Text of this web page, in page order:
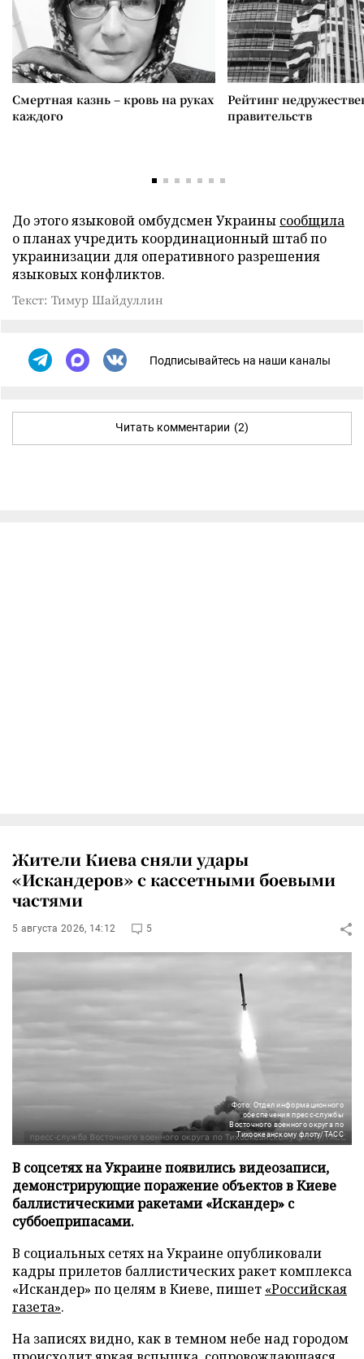
Смертная казнь – кровь на руках
каждого
Рейтинг
правительств
До этого языковой омбудсмен Украины сообщила
о планах учредить координационный штаб по
украинизации для оперативного разрешения
языковых конфликтов.
Текст: Тимур Шайдуллин
Подписывайтесь на наши каналы
Читать комментарии (2)
Жители Киева сняли удары
«Искандеров» с кассетными боевыми
частями
5 августа 2026, 14:12 5
Фото: Отдел информационного
обеспечения пресс-службы
Восточного военного округа по
Тихоокеанскому флоту/ТАСС
В соцсетях на Украине появились видеозаписи,
демонстрирующие поражение объектов в Киеве
баллистическими ракетами «Искандер» с
суббоеприпасами.
В социальных сетях на Украине опубликовали
кадры прилетов баллистических ракет комплекса
«Искандер» по целям в Киеве, пишет «Российская
газета».
На записях видно, как в темном небе над городом